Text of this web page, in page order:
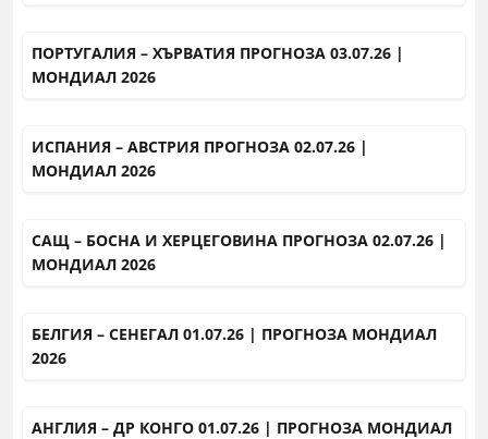
ПОРТУГАЛИЯ – ХЪРВАТИЯ ПРОГНОЗА 03.07.26 |
МОНДИАЛ 2026
ИСПАНИЯ – АВСТРИЯ ПРОГНОЗА 02.07.26 |
МОНДИАЛ 2026
САЩ – БОСНА И ХЕРЦЕГОВИНА ПРОГНОЗА 02.07.26 |
МОНДИАЛ 2026
БЕЛГИЯ – СЕНЕГАЛ 01.07.26 | ПРОГНОЗА МОНДИАЛ
2026
АНГЛИЯ – ДР КОНГО 01.07.26 | ПРОГНОЗА МОНДИАЛ